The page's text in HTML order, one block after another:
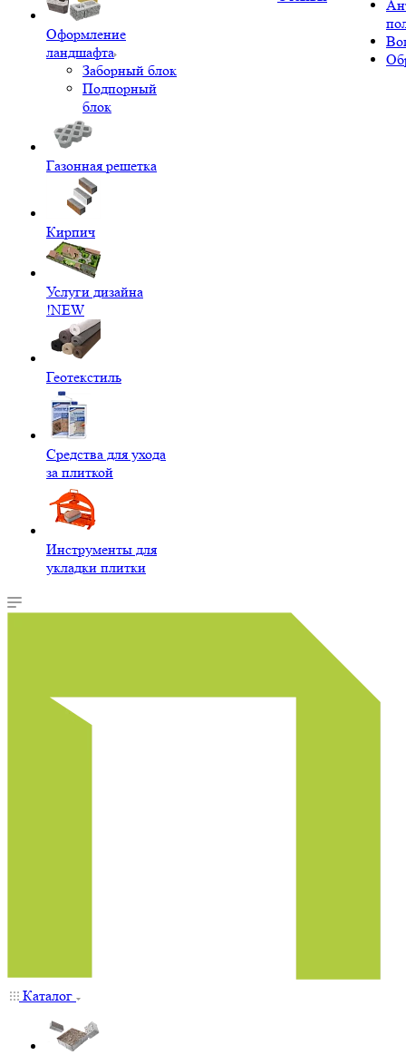
Оформление
ландшафта
Заборный блок
Подпорный
блок
Газонная решетка
Кирпич
Услуги дизайна
!NEW
Геотекстиль
Средства для ухода
за плиткой
Инструменты для
укладки плитки
Каталог